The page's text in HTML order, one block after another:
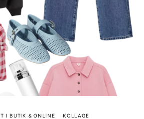
I BUTIK & ONLINE KOLLAGE